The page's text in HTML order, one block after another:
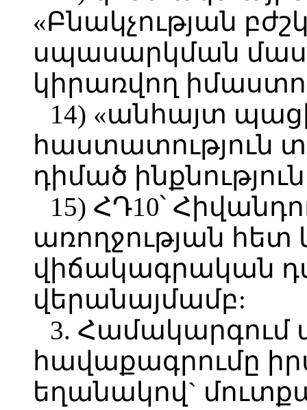
«Բնակչության
սպասարկման
կիրառվող
14) «անհայտ
հաստատություն
դիմած
15) ՀԴ10՝
առողջության
վիճակագրական
վերանայմամբ:
3. Համակարգում
հավաքագրումը
եղանակով`